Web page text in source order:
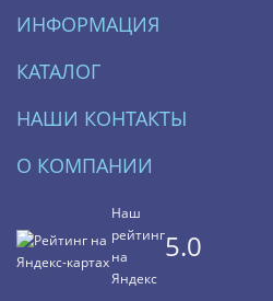
ИНФОРМАЦИЯ
КАТАЛОГ
НАШИ КОНТАКТЫ
О КОМПАНИИ
Наш
рейтинг
на
Яндекс
5.0